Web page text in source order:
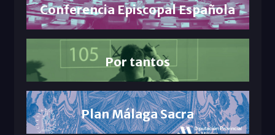
Conferencia Episcopal Española
Por tantos
Plan Málaga Sacra